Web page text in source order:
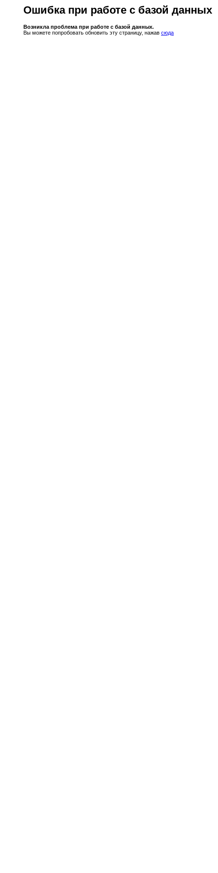
Ошибка при работе с базой данных
Возникла проблема при работе с базой данных.
Вы можете попробовать обновить эту страницу, нажав сюда